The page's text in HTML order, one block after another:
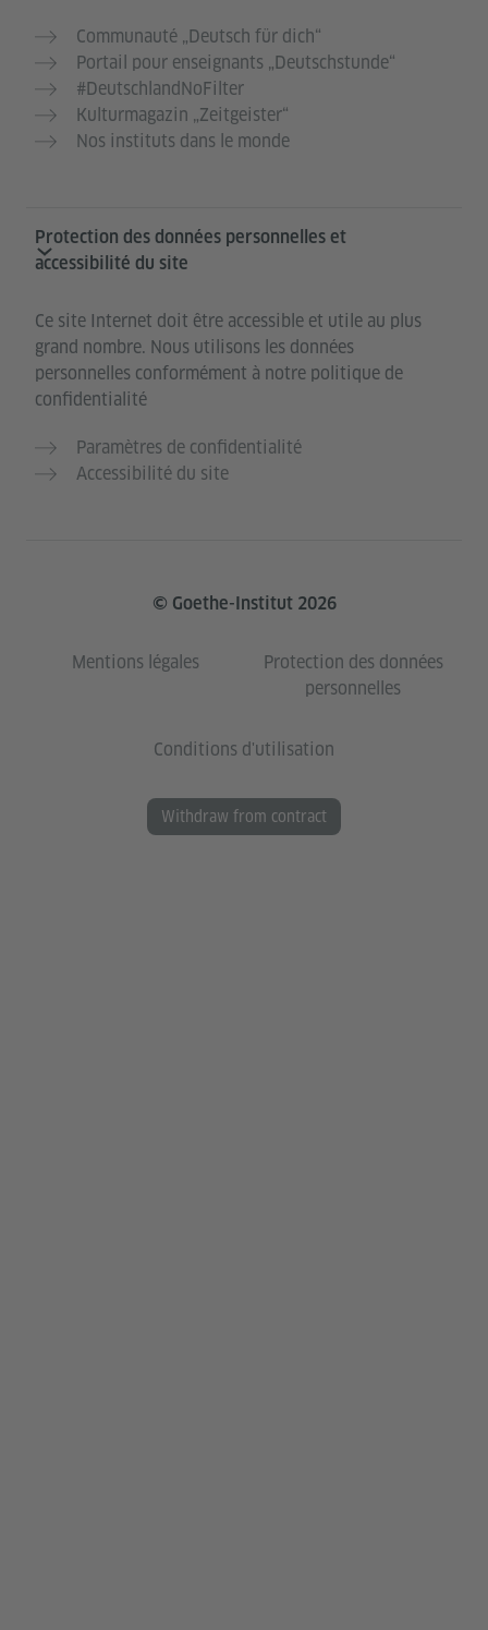
Communauté „Deutsch für dich“
Portail pour enseignants „Deutschstunde“
#DeutschlandNoFilter
Kulturmagazin „Zeitgeister“
Nos instituts dans le monde
Protection des données personnelles et
accessibilité du site
Ce site Internet doit être accessible et utile au plus
grand nombre. Nous utilisons les données
personnelles conformément à notre politique de
confidentialité
Paramètres de confidentialité
Accessibilité du site
© Goethe-Institut 2026
Mentions légales
Protection des données
personnelles
Conditions d'utilisation
Withdraw from contract